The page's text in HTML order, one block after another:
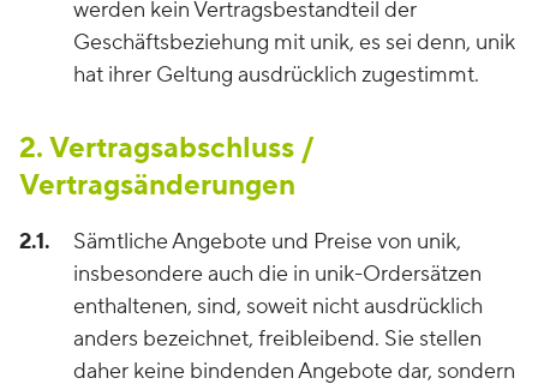
werden kein Vertragsbestandteil der
Geschäftsbeziehung mit unik, es sei denn, unik
hat ihrer Geltung ausdrücklich zugestimmt.
2. Vertragsabschluss /
Vertragsänderungen
2.1.
Sämtliche Angebote und Preise von unik,
insbesondere auch die in unik-Ordersätzen
enthaltenen, sind, soweit nicht ausdrücklich
anders bezeichnet, freibleibend. Sie stellen
daher keine bindenden Angebote dar, sondern